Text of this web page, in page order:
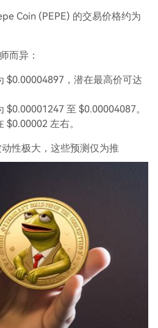
Coin (PEPE) 的交易价格约为
而异：
$0.00004897，潜在最高价可达
至 $0.00004087。
左右。
性极大，这些预测仅为推